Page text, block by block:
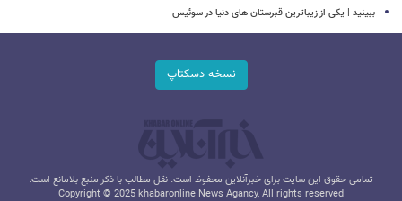
ببینید | یکی از زیباترین قبرستان های دنیا در سوئیس
نسخه دسکتاپ
تمامی حقوق این سایت برای خبرآنلاین محفوظ است. نقل مطالب با ذکر منبع بلامانع است.
Copyright © 2025 khabaronline News Agancy, All rights reserved